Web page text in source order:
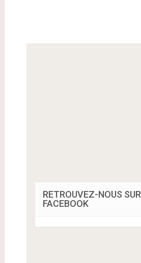
RETROUVEZ-NOUS SUR
FACEBOOK